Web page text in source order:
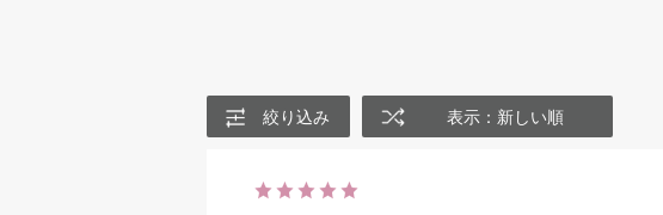
絞り込み 表示：新しい順